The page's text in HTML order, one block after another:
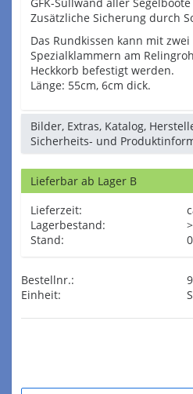
Zusätzliche Sicherung durch
Das Rundkissen kann mit
Spezialklammern am
Heckkorb befestigt werden.
Länge: 55cm, 6cm dick.
Bilder, Extras, Katalog,
Sicherheits- und
Lieferbar ab Lager B
Lieferzeit:
Lagerbestand:
Stand:
Bestellnr.:
Einheit: